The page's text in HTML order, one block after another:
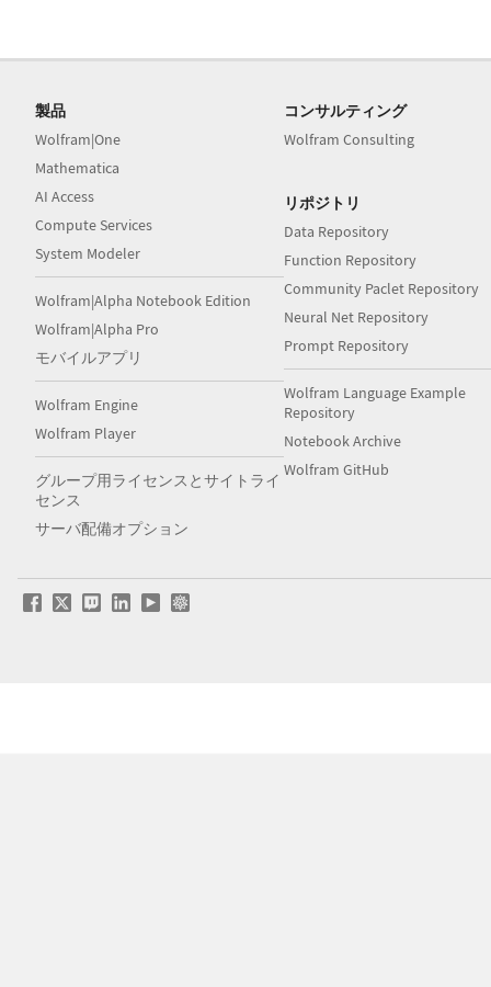
製品
Wolfram|One
Mathematica
AI Access
Compute Services
System Modeler
Wolfram|Alpha Notebook Edition
Wolfram|Alpha Pro
モバイルアプリ
Wolfram Engine
Wolfram Player
グループ用ライセンスとサイトライ
センス
サーバ配備オプション
コンサルティング
Wolfram Consulting
リポジトリ
Data Repository
Function Repository
Community Paclet Repository
Neural Net Repository
Prompt Repository
Wolfram Language Example
Repository
Notebook Archive
Wolfram GitHub